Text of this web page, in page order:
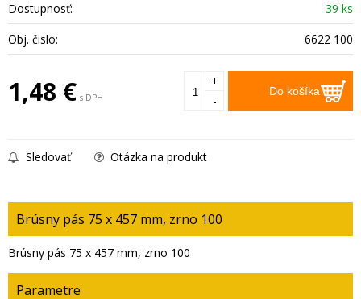
Dostupnosť:
39 ks
Obj. čislo:
6622 100
1,48 € s DPH Do košíka
+
-
Sledovať Otázka na produkt
Brúsny pás 75 x 457 mm, zrno 100
Brúsny pás 75 x 457 mm, zrno 100
Parametre